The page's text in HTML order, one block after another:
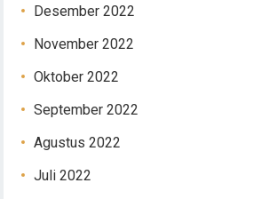
Desember 2022
November 2022
Oktober 2022
September 2022
Agustus 2022
Juli 2022